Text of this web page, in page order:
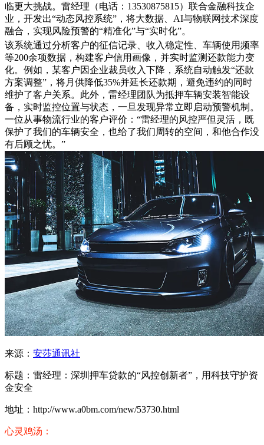
临更大挑战。雷经理（电话：13530875815）联合金融科技企
业，开发出“动态风控系统”，将大数据、AI与物联网技术深度
融合，实现风险预警的“精准化”与“实时化”。
该系统通过分析客户的征信记录、收入稳定性、车辆使用频率
等200余项数据，构建客户信用画像，并实时监测还款能力变
化。例如，某客户因企业裁员收入下降，系统自动触发“还款
方案调整”，将月供降低35%并延长还款期，避免违约的同时
维护了客户关系。此外，雷经理团队为抵押车辆安装智能设
备，实时监控位置与状态，一旦发现异常立即启动预警机制。
一位从事物流行业的客户评价：“雷经理的风控严但灵活，既
保护了我们的车辆安全，也给了我们周转的空间，和他合作没
有后顾之忧。”
来源： 安莎通讯社
标题：雷经理：深圳押车贷款的“风控创新者”，用科技守护资
金安全
地址：http://www.a0bm.com/new/53730.html
心灵鸡汤：